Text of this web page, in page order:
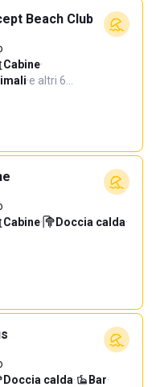
Beach Club
Cabine·
·e altri 6…
Cabine· Doccia calda·
Doccia calda· Bar·